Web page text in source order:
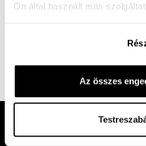
Ön által használt más
Az összes
Ingyenes kiszállítás
Női utcai klumpa, pántja
bőr bélés, rugalmas talp.